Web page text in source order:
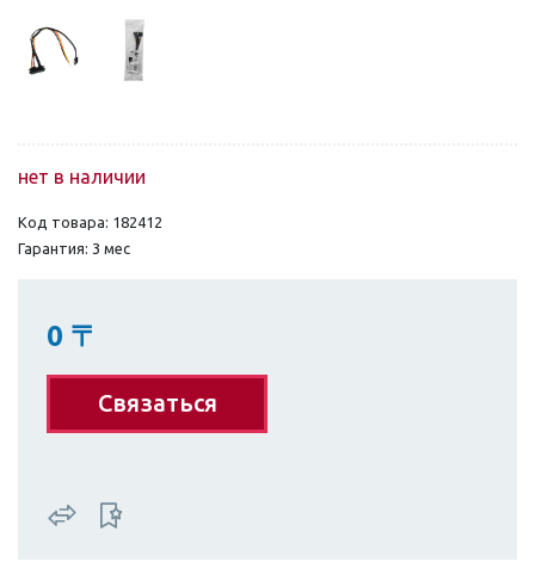
нет в наличии
Код товара: 182412
Гарантия: 3 мес
0 〒
Связаться